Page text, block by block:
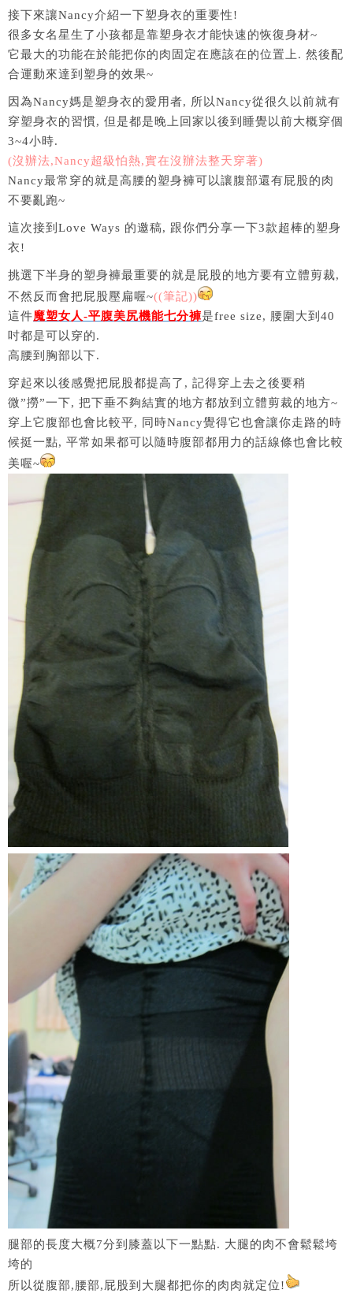
接下來讓Nancy介紹一下塑身衣的重要性!
很多女名星生了小孩都是靠塑身衣才能快速的恢復身材~
它最大的功能在於能把你的肉固定在應該在的位置上. 然後配
合運動來達到塑身的效果~
因為Nancy媽是塑身衣的愛用者, 所以Nancy從很久以前就有
穿塑身衣的習慣, 但是都是晚上回家以後到睡覺以前大概穿個
3~4小時.
(沒辦法,Nancy超級怕熱,實在沒辦法整天穿著)
Nancy最常穿的就是高腰的塑身褲可以讓腹部還有屁股的肉
不要亂跑~
這次接到Love Ways 的邀稿, 跟你們分享一下3款超棒的塑身
衣!
挑選下半身的塑身褲最重要的就是屁股的地方要有立體剪裁,
不然反而會把屁股壓扁喔~((筆記))
這件魔塑女人-平腹美尻機能七分褲是free size, 腰圍大到40
吋都是可以穿的.
高腰到胸部以下.
穿起來以後感覺把屁股都提高了, 記得穿上去之後要稍
微”撈”一下, 把下垂不夠結實的地方都放到立體剪裁的地方~
穿上它腹部也會比較平, 同時Nancy覺得它也會讓你走路的時
候挺一點, 平常如果都可以隨時腹部都用力的話線條也會比較
美喔~
腿部的長度大概7分到膝蓋以下一點點. 大腿的肉不會鬆鬆垮
垮的
所以從腹部,腰部,屁股到大腿都把你的肉肉就定位!